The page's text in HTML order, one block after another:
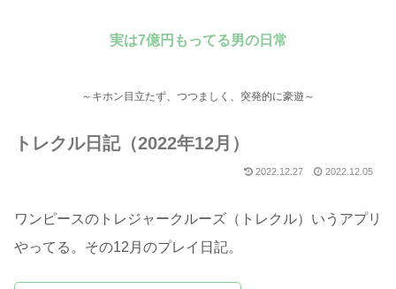
実は7億円もってる男の日常
～キホン目立たず、つつましく、突発的に豪遊～
トレクル日記（2022年12月）
2022.12.27 2022.12.05
ワンピースのトレジャークルーズ（トレクル）いうアプリ
やってる。その12月のプレイ日記。